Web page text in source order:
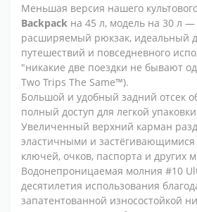
Меньшая версия нашего
Backpack на 45 л, модель на 30 л
расширяемый рюкзак, идеальный
путешествий и повседневного
"никакие две поездки не бывают
Two Trips The Same™).
Большой и удобный задний отсек
полный доступ для легкой
Увеличенный верхний карман
эластичными и застёгивающимися
ключей, очков, паспорта и других
Водонепроницаемая молния #10
десятилетия использования
запатентованной износостойкой